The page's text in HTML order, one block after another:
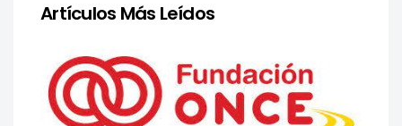
Artículos Más Leídos